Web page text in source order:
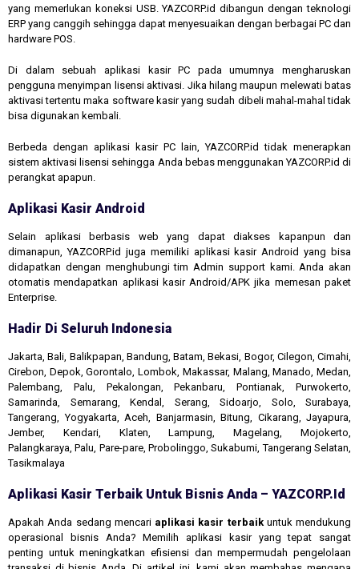
yang memerlukan koneksi USB. YAZCORP.id dibangun dengan teknologi
ERP yang canggih sehingga dapat menyesuaikan dengan berbagai PC dan
hardware POS.
Di dalam sebuah aplikasi kasir PC pada umumnya mengharuskan
pengguna menyimpan lisensi aktivasi. Jika hilang maupun melewati batas
aktivasi tertentu maka software kasir yang sudah dibeli mahal-mahal tidak
bisa digunakan kembali.
Berbeda dengan aplikasi kasir PC lain, YAZCORP.id tidak menerapkan
sistem aktivasi lisensi sehingga Anda bebas menggunakan YAZCORP.id di
perangkat apapun.
Aplikasi Kasir Android
Selain aplikasi berbasis web yang dapat diakses kapanpun dan
dimanapun, YAZCORP.id juga memiliki aplikasi kasir Android yang bisa
didapatkan dengan menghubungi tim Admin support kami. Anda akan
otomatis mendapatkan aplikasi kasir Android/APK jika memesan paket
Enterprise.
Hadir Di Seluruh Indonesia
Jakarta, Bali, Balikpapan, Bandung, Batam, Bekasi, Bogor, Cilegon, Cimahi,
Cirebon, Depok, Gorontalo, Lombok, Makassar, Malang, Manado, Medan,
Palembang, Palu, Pekalongan, Pekanbaru, Pontianak, Purwokerto,
Samarinda, Semarang, Kendal, Serang, Sidoarjo, Solo, Surabaya,
Tangerang, Yogyakarta, Aceh, Banjarmasin, Bitung, Cikarang, Jayapura,
Jember, Kendari, Klaten, Lampung, Magelang, Mojokerto,
Palangkaraya, Palu, Pare-pare, Probolinggo, Sukabumi, Tangerang Selatan,
Tasikmalaya
Aplikasi Kasir Terbaik Untuk Bisnis Anda – YAZCORP.id
Apakah Anda sedang mencari aplikasi kasir terbaikuntuk mendukung
operasional bisnis Anda? Memilih aplikasi kasir yang tepat sangat
penting untuk meningkatkan efisiensi dan mempermudah pengelolaan